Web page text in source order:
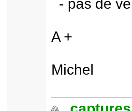
- pas de
A +
Michel